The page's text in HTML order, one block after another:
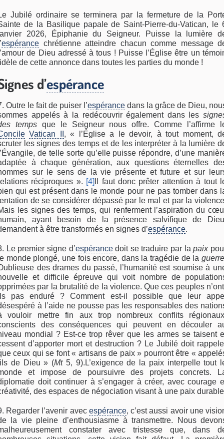
Jubilé ordinaire se terminera par la fermeture de la
de la Basilique papale de Saint-Pierre-du-Vatican, le
2026, Épiphanie du Seigneur. Puisse la lumière
espérance chrétienne atteindre chacun comme message
de Dieu adressé à tous ! Puisse l’Église être un
de cette annonce dans toutes les parties du monde !
d’espérance
Outre le fait de puiser l’espérance dans la grâce de Dieu,
appelés à la redécouvrir également dans les
tempsque le Seigneur nous offre. Comme l’affirme
Vatican II , « l’Église a le devoir, à tout moment,
les signes des temps et de les interpréter à la lumière
de telle sorte qu’elle puisse répondre, d’une
à chaque génération, aux questions éternelles
sur le sens de la vie présente et future et sur
réciproques ». [4]
Il faut donc prêter attention à tout
qui est présent dans le monde pour ne pas tomber dans
de se considérer dépassé par le mal et par la
les signes des temps, qui renferment l’aspiration du
ayant besoin de la présence salvifique de
à être transformés en signes d’espérance.
Le premier signe d’espérancedoit se traduire par la paix
monde plongé, une fois encore, dans la tragédie de la guerre
des drames du passé, l’humanité est soumise à
et difficile épreuve qui voit nombre de
par la brutalité de la violence. Que ces peuples
pas enduré ? Comment est-il possible que leur
à l’aide ne pousse pas les responsables des
vouloir mettre fin aux trop nombreux conflits
des conséquences qui peuvent en découler
mondial ? Est-ce trop rêver que les armes se taisent
d’apporter mort et destruction ? Le Jubilé doit
ceux qui se font « artisans de paix » pourront être «
de Dieu » (Mt5, 9).L’exigence de la paix interpelle tout
et impose de poursuivre des projets concrets.
doit continuer à s’engager à créer, avec courage
des espaces de négociation visant à une paix
Regarder l’avenir avec espérance, c’est aussi avoir une
la vie pleine d’enthousiasme à transmettre. Nous
constater avec tristesse que, dans